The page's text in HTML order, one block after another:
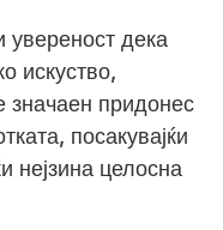
дека
искуство,
значаен придонес
посакувајќи
нејзина целосна